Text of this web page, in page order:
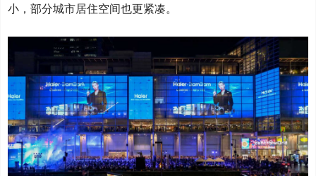
小，部分城市居住空间也更紧凑。